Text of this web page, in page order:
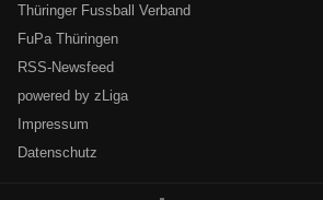
Thüringer Fussball Verband
FuPa Thüringen
RSS-Newsfeed
powered by zLiga
Impressum
Datenschutz